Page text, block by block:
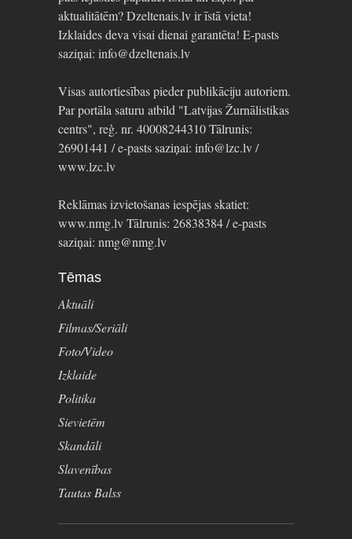
aktualitātēm? Dzeltenais.lv ir īstā vieta!
Izklaides deva visai dienai garantēta! E-pasts
saziņai: info@dzeltenais.lv
Visas autortiesības pieder publikāciju autoriem.
Par portāla saturu atbild "Latvijas Žurnālistikas
centrs", reģ. nr. 40008244310 Tālrunis:
26901441 / e-pasts saziņai: info@lzc.lv /
www.lzc.lv
Reklāmas izvietošanas iespējas skatiet:
www.nmg.lv Tālrunis: 26838384 / e-pasts
saziņai: nmg@nmg.lv
Tēmas
Aktuāli
Filmas/Seriāli
Foto/Video
Izklaide
Politika
Sievietēm
Skandāli
Slavenības
Tautas Balss